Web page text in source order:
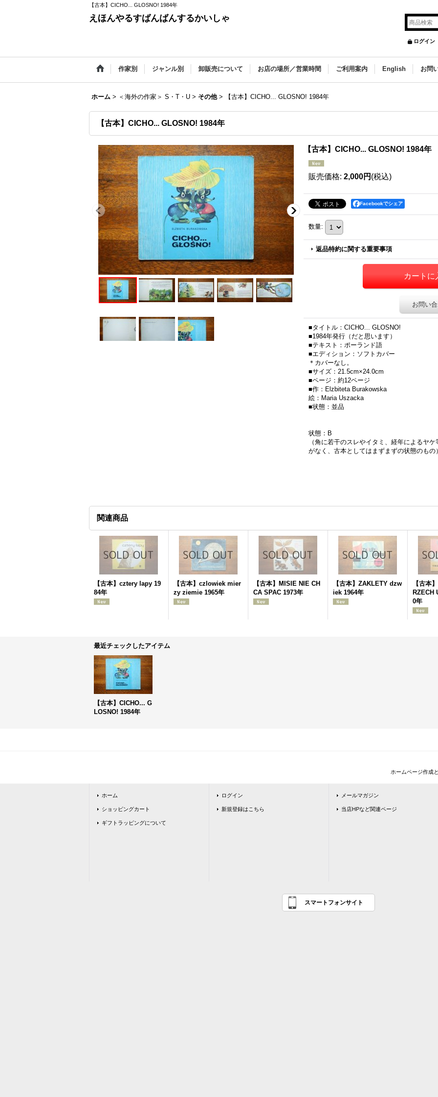
【古本】CICHO... GLOSNO! 1984年
えほんやるすばんばんするかいしゃ
ログイン
作家別 ジャンル別 卸販売について お店の場所／営業時間 ご利用案内 English お問
ホーム > ＜海外の作家＞ S・T・U > その他 > 【古本】CICHO... GLOSNO! 1984年
【古本】CICHO... GLOSNO! 1984年
【古本】CICHO... GLOSNO! 1984年
販売価格: 2,000円 (税込)
Facebookでシェア
数量:
返品特約に関する重要事項
お問い
■タイトル：CICHO... GLOSNO!
■1984年発行（だと思います）
■テキスト：ポーランド語
■エディション：ソフトカバー
＊カバーなし。
■サイズ：21.5cm×24.0cm
■ページ：約12ページ
■作：Elzbiteta Burakowska
絵：Maria Uszacka
■状態：並品
状態：B
（角に若干のスレやイタミ、経年によるヤ
がなく、古本としてはまずまずの状態のもの
関連商品
【古本】cztery lapy 19
84年
【古本】czlowiek mier
zy ziemie 1965年
【古本】MISIE NIE CH
CA SPAC 1973年
【古本】ZAKLETY dzw
iek 1964年
【古本
RZECH
0年
最近チェックしたアイテム
【古本】CICHO... G
LOSNO! 1984年
ホームページ作成
ホーム
ショッピングカート
ギフトラッピングについて
ログイン
新規登録はこちら
メールマガジン
当店HPなど関連ページ
スマートフォンサイト